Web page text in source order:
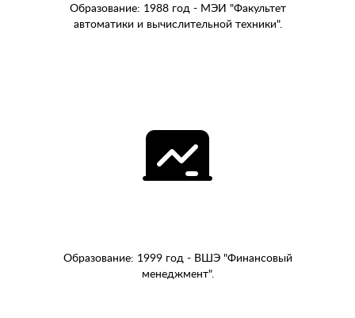
Образование: 1988 год - МЭИ "Факультет
автоматики и вычислительной техники".
Образование: 1999 год - ВШЭ "Финансовый
менеджмент".